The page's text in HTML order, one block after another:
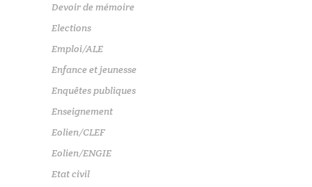
Devoir de mémoire
Elections
Emploi/ALE
Enfance et jeunesse
Enquêtes publiques
Enseignement
Eolien/CLEF
Eolien/ENGIE
Etat civil